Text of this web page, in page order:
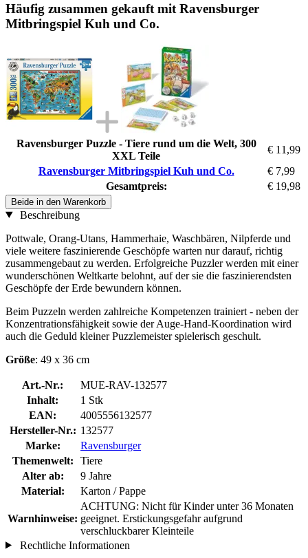
Häufig zusammen gekauft mit Ravensburger
Mitbringspiel Kuh und Co.
Ravensburger Puzzle - Tiere rund um die Welt, 300
XXL Teile
€ 11,99
Ravensburger Mitbringspiel Kuh und Co.
€ 7,99
Gesamtpreis:
€ 19,98
Beide in den Warenkorb
Beschreibung
Pottwale, Orang-Utans, Hammerhaie, Waschbären, Nilpferde und
viele weitere faszinierende Geschöpfe warten nur darauf, richtig
zusammengebaut zu werden. Erfolgreiche Puzzler werden mit einer
wunderschönen Weltkarte belohnt, auf der sie die faszinierendsten
Geschöpfe der Erde bewundern können.
Beim Puzzeln werden zahlreiche Kompetenzen trainiert - neben der
Konzentrationsfähigkeit sowie der Auge-Hand-Koordination wird
auch die Geduld kleiner Puzzlemeister spielerisch geschult.
Größe: 49 x 36 cm
Art.-Nr.:
MUE-RAV-132577
Inhalt:
1 Stk
EAN:
4005556132577
Hersteller-Nr.: 132577
Marke:
Ravensburger
Themenwelt:
Tiere
Alter ab:
9 Jahre
Material:
Karton / Pappe
Warnhinweise:
ACHTUNG: Nicht für Kinder unter 36 Monaten
geeignet. Erstickungsgefahr aufgrund
verschluckbarer Kleinteile
Rechtliche Informationen